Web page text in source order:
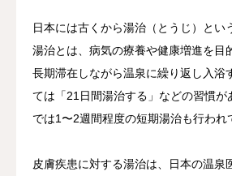
日本には古くから湯治（とうじ）とい
湯治とは、病気の療養や健康増進を目
長期滞在しながら温泉に繰り返し入浴
ては「21日間湯治する」などの習慣が
では1〜2週間程度の短期湯治も行われ
皮膚疾患に対する湯治は、日本の温泉